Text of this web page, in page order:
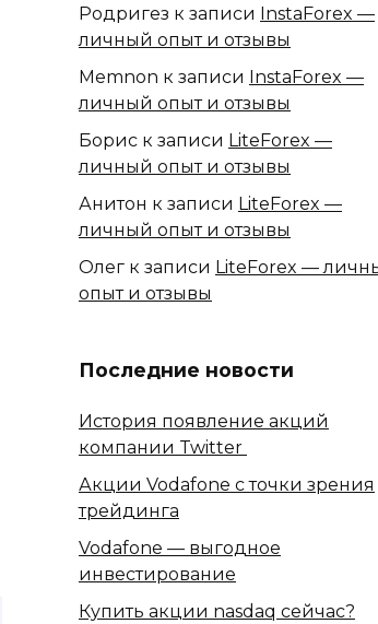
Родригез к записи InstaForex —
личный опыт и отзывы
Memnon к записи InstaForex —
личный опыт и отзывы
Борис к записи LiteForex —
личный опыт и отзывы
Анитон к записи LiteForex —
личный опыт и отзывы
Олег к записи LiteForex —
опыт и отзывы
Последние новости
История появление акций
компании Twitter
Акции Vodafone с точки зрения
трейдинга
Vodafone — выгодное
инвестирование
Купить акции nasdaq сейчас?